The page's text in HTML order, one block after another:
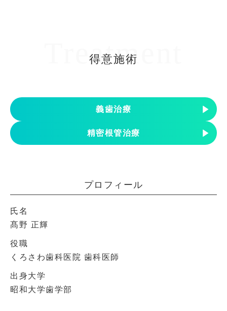
Treatment
得意施術
義歯治療
精密根管治療
プロフィール
氏名
髙野 正輝
役職
くろさわ歯科医院 歯科医師
出身大学
昭和大学歯学部